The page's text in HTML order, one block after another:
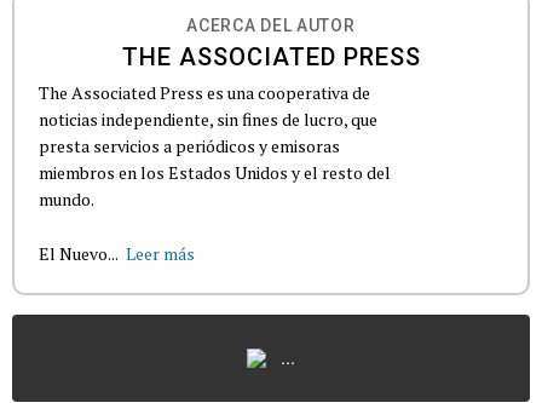
ACERCA DEL AUTOR
THE ASSOCIATED PRESS
The Associated Press es una cooperativa de
noticias independiente, sin fines de lucro, que
presta servicios a periódicos y emisoras
miembros en los Estados Unidos y el resto del
mundo.
El Nuevo... Leer más
...